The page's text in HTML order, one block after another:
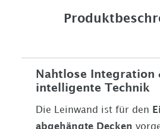
Nahtlose Integration
intelligente Technik
Die Leinwand ist für den
abgehängte Decken